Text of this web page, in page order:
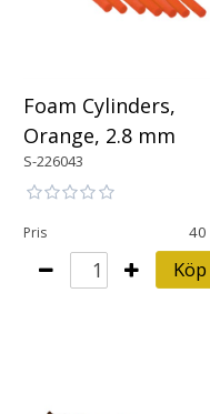
Foam Cylinders,
Orange, 2.8 mm
S-226043
Pris 40
Köp